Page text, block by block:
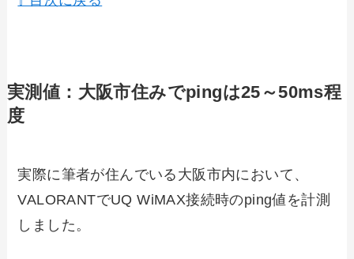
実測値：大阪市住みでpingは25～50ms程
度
実際に筆者が住んでいる大阪市内において、
VALORANTでUQ WiMAX接続時のping値を計測
しました。